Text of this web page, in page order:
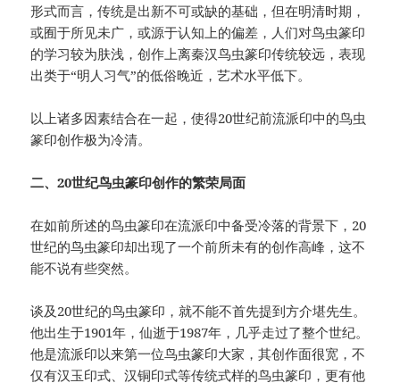
形式而言，传统是出新不可或缺的基础，但在明清时期，
或囿于所见未广，或源于认知上的偏差，人们对鸟虫篆印
的学习较为肤浅，创作上离秦汉鸟虫篆印传统较远，表现
出类于“明人习气”的低俗晚近，艺术水平低下。
以上诸多因素结合在一起，使得20世纪前流派印中的鸟虫
篆印创作极为冷清。
二、20世纪鸟虫篆印创作的繁荣局面
在如前所述的鸟虫篆印在流派印中备受冷落的背景下，20
世纪的鸟虫篆印却出现了一个前所未有的创作高峰，这不
能不说有些突然。
谈及20世纪的鸟虫篆印，就不能不首先提到方介堪先生。
他出生于1901年，仙逝于1987年，几乎走过了整个世纪。
他是流派印以来第一位鸟虫篆印大家，其创作面很宽，不
仅有汉玉印式、汉铜印式等传统式样的鸟虫篆印，更有他